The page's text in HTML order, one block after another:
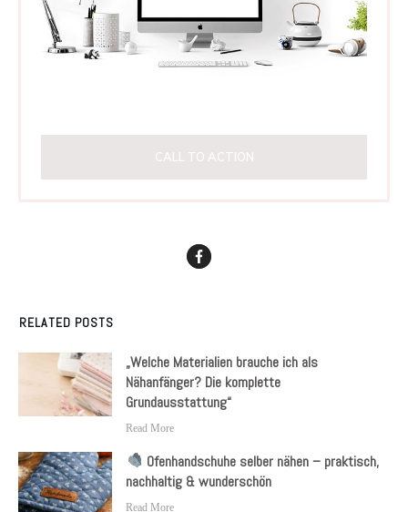
CALL TO ACTION
RELATED POSTS
„Welche Materialien brauche ich als
Nähanfänger? Die komplette
Grundausstattung“
Read More
Ofenhandschuhe selber nähen – praktisch,
nachhaltig & wunderschön
Read More